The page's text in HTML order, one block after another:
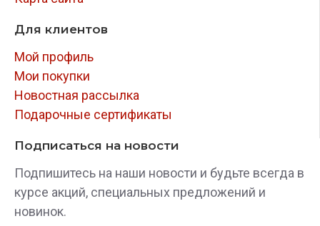
Для клиентов
Мой профиль
Мои покупки
Новостная рассылка
Подарочные сертификаты
Подписаться на новости
Подпишитесь на наши новости и будьте всегда в
курсе акций, специальных предложений и
новинок.